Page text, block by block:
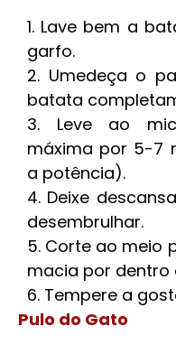
Lave bem a
garfo.
Umedeça o
batata
Leve ao
máxima por 5-7
a potência).
Deixe
desembrulhar.
Corte ao meio
macia por dentro
Tempere a
Pulo do Gato